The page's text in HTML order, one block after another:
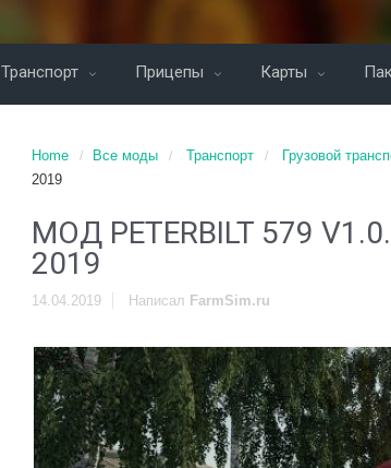
Транспорт Прицепы Карты
Home Все моды Транспорт Грузовой
2019
МОД PETERBILT 579
2019
14.04.2019 Написал FarmSim.ru